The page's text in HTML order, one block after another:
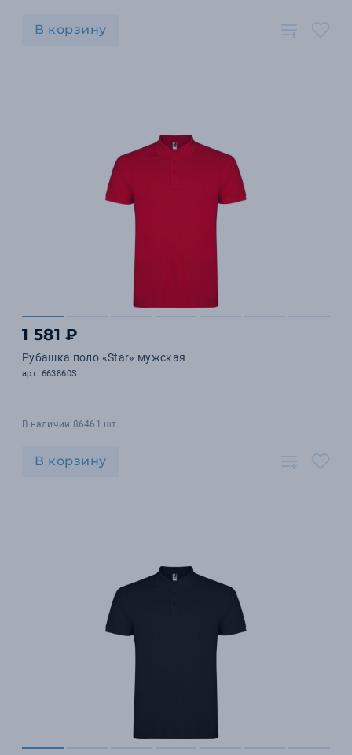
В корзину
1 581 ₽
Рубашка поло «Star» мужская
арт. 663860S
В наличии 86461 шт.
В корзину